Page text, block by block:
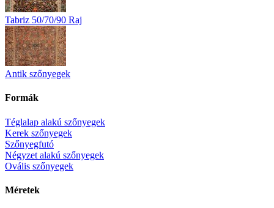
Tabriz 50/70/90 Raj
Antik szőnyegek
Formák
Téglalap alakú szőnyegek
Kerek szőnyegek
Szőnyegfutó
Négyzet alakú szőnyegek
Ovális szőnyegek
Méretek